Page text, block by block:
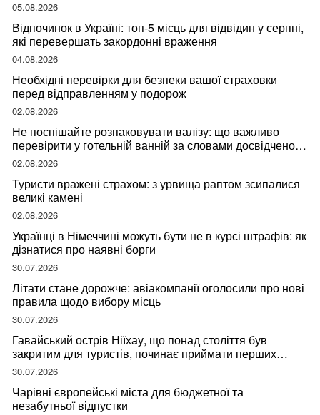
05.08.2026
Відпочинок в Україні: топ-5 місць для відвідин у серпні,
які перевершать закордонні враження
04.08.2026
Необхідні перевірки для безпеки вашої страховки
перед відправленням у подорож
02.08.2026
Не поспішайте розпаковувати валізу: що важливо
перевірити у готельній ванній за словами досвідченої
мандрівниці
02.08.2026
Туристи вражені страхом: з урвища раптом зсипалися
великі камені
02.08.2026
Українці в Німеччині можуть бути не в курсі штрафів: як
дізнатися про наявні борги
30.07.2026
Літати стане дорожче: авіакомпанії оголосили про нові
правила щодо вибору місць
30.07.2026
Гавайський острів Ніїхау, що понад століття був
закритим для туристів, починає приймати перших
відвідувачів
30.07.2026
Чарівні європейські міста для бюджетної та
незабутньої відпустки